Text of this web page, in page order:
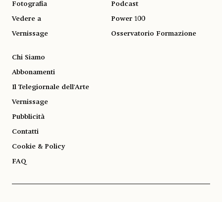
Fotografia
Vedere a
Vernissage
Podcast
Power 100
Osservatorio Formazione
Chi Siamo
Abbonamenti
Il Telegiornale dell'Arte
Vernissage
Pubblicità
Contatti
Cookie & Policy
FAQ